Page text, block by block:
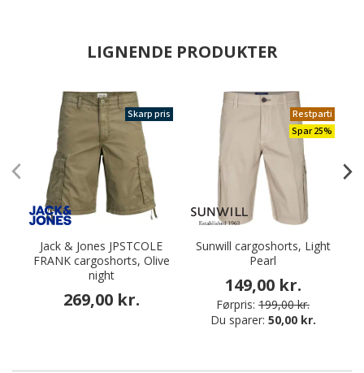
LIGNENDE PRODUKTER
Skarp pris
Jack & Jones JPSTCOLE
FRANK cargoshorts, Olive
night
269,00 kr.
Restparti
Spar 25%
Sunwill cargoshorts, Light
Pearl
149,00 kr.
Førpris: 199,00 kr.
Du sparer: 50,00 kr.